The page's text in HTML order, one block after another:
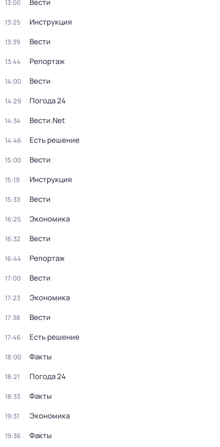
13:00 Вести
13:25 Инструкция
13:39 Вести
13:44 Репортаж
14:00 Вести
14:29 Погода 24
14:34 Вести.Net
14:46 Есть решение
15:00 Вести
15:19 Инструкция
15:33 Вести
16:25 Экономика
16:32 Вести
16:44 Репортаж
17:00 Вести
17:23 Экономика
17:38 Вести
17:46 Есть решение
18:00 Факты
18:21 Погода 24
18:33 Факты
19:31 Экономика
19:36 Факты